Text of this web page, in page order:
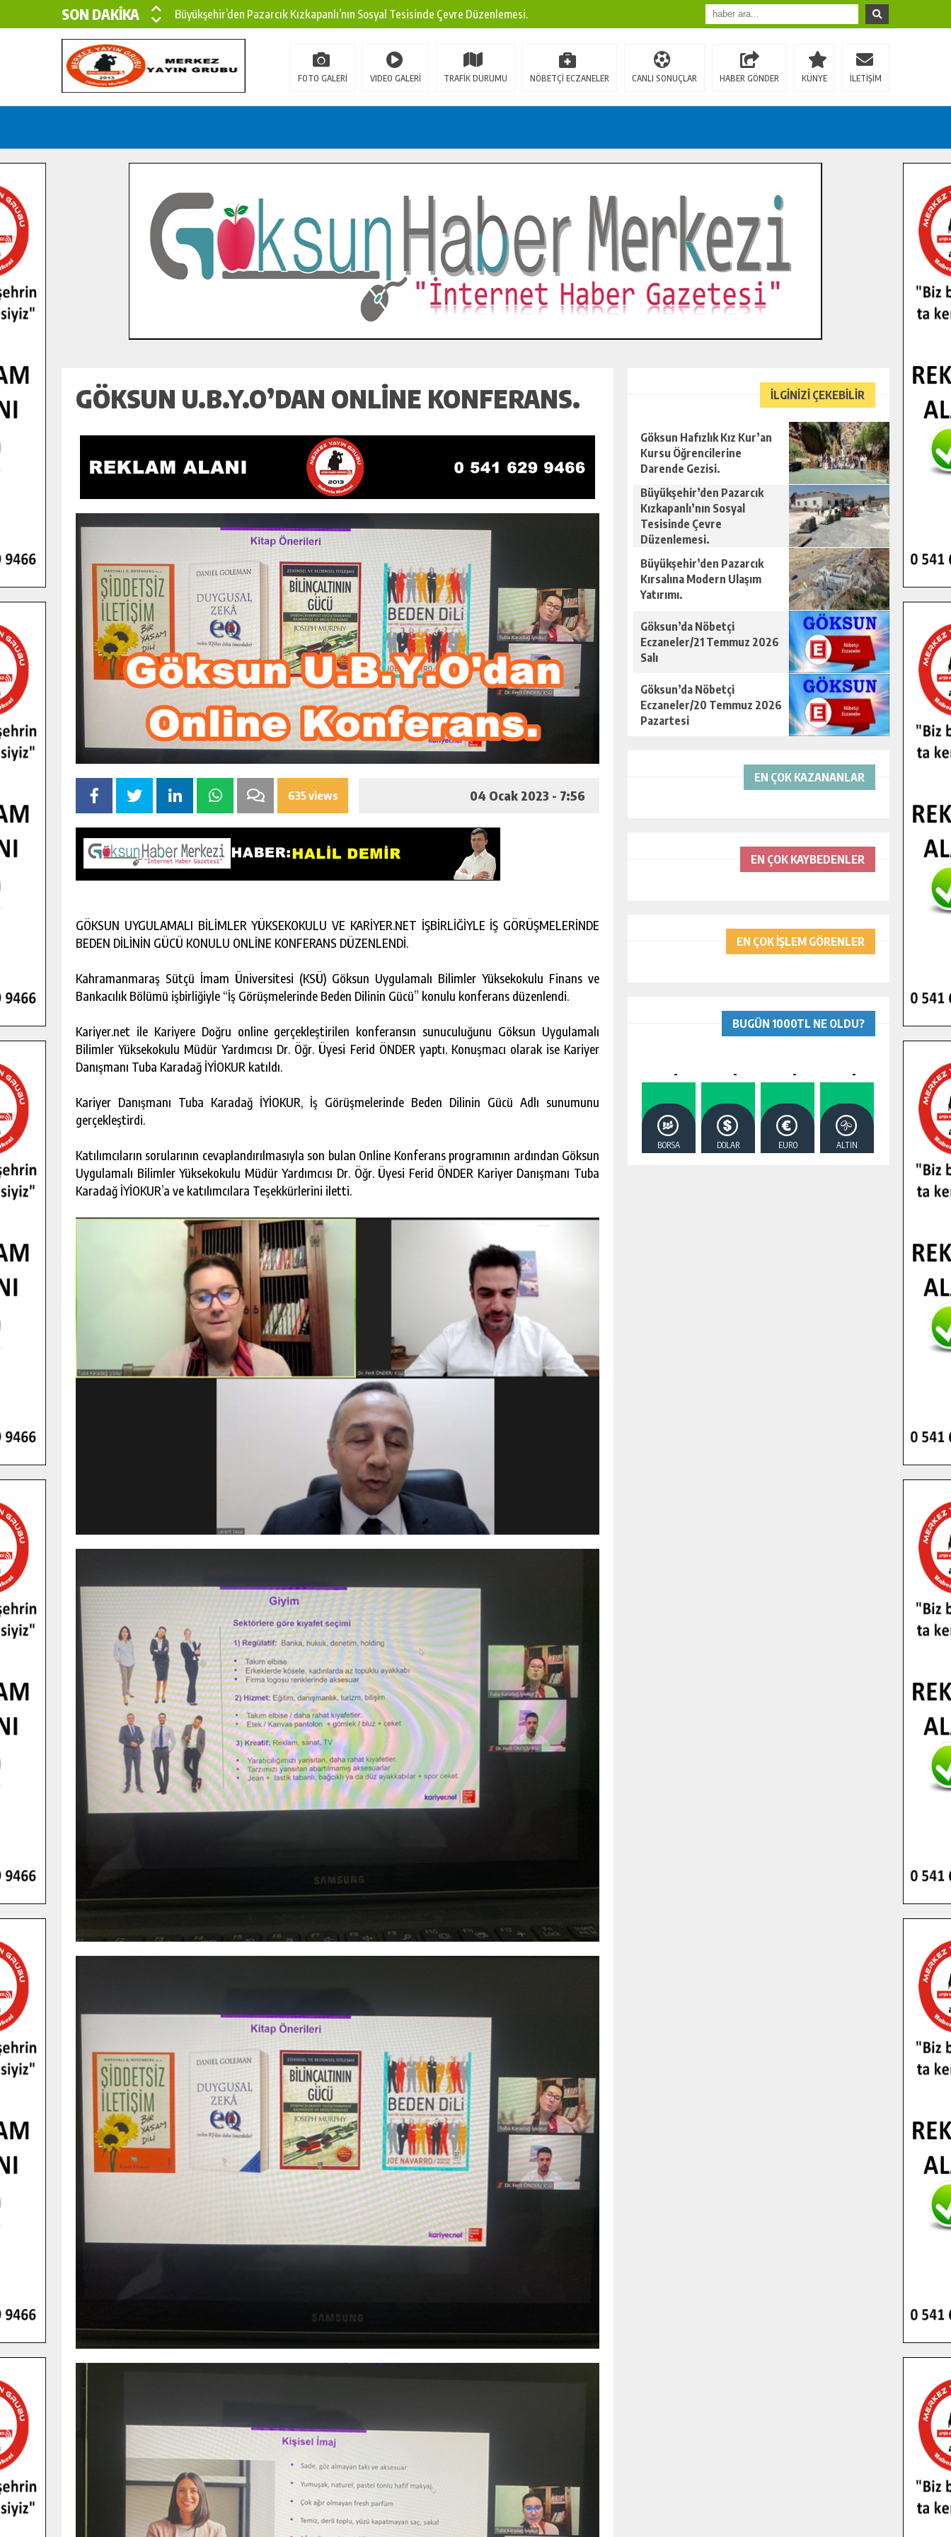
SON DAKİKA
Büyükşehir’den Pazarcık Kızkapanlı’nın Sosyal Tesisinde Çevre Düzenlemesi.
Büyükşehir’den Pazarcık Kırsalına Modern Ulaşım Yatırımı.
Çin’den KSÜ’ye Uluslararası Başarı: Edinilen Bilgi Türk Tarımına Katkı Sağlayacak.
İlçe Jandarma Komutanı Karakaya’dan Başkan Cüce’ye Veda Ziyareti.
Bertiz’in Yeni Köprüsünde Sona Doğru.
FOTO GALERİ VIDEO GALERİ TRAFİK DURUMU NÖBETÇİ ECZANELER CANLI SONUÇLAR HABER GÖNDER KÜNYE İLETİŞİM
GÖKSUN U.B.Y.O’DAN ONLINE KONFERANS.
635 views 04 Ocak 2023 - 7:56
GÖKSUN UYGULAMALI BİLİMLER YÜKSEKOKULU VE KARİYER.NET İŞBİRLİĞİYLE İŞ GÖRÜŞMELERİNDE
BEDEN DİLİNİN GÜCÜ KONULU ONLİNE KONFERANS DÜZENLENDİ.
Kahramanmaraş Sütçü İmam Üniversitesi (KSÜ) Göksun Uygulamalı Bilimler Yüksekokulu Finans ve
Bankacılık Bölümü işbirliğiyle “İş Görüşmelerinde Beden Dilinin Gücü” konulu konferans düzenlendi.
Kariyer.net ile Kariyere Doğru online gerçekleştirilen konferansın sunuculuğunu Göksun Uygulamalı
Bilimler Yüksekokulu Müdür Yardımcısı Dr. Öğr. Üyesi Ferid ÖNDER yaptı. Konuşmacı olarak ise Kariyer
Danışmanı Tuba Karadağ İYİOKUR katıldı.
Kariyer Danışmanı Tuba Karadağ İYİOKUR, İş Görüşmelerinde Beden Dilinin Gücü Adlı sunumunu
gerçekleştirdi.
Katılımcıların sorularının cevaplandırılmasıyla son bulan Online Konferans programının ardından Göksun
Uygulamalı Bilimler Yüksekokulu Müdür Yardımcısı Dr. Öğr. Üyesi Ferid ÖNDER Kariyer Danışmanı Tuba
Karadağ İYİOKUR’a ve katılımcılara Teşekkürlerini iletti.
İLGİNİZİ ÇEKEBİLİR
Göksun Hafızlık Kız Kur’an
Kursu Öğrencilerine
Darende Gezisi.
Büyükşehir’den Pazarcık
Kızkapanlı’nın Sosyal
Tesisinde Çevre
Düzenlemesi.
Büyükşehir’den Pazarcık
Kırsalına Modern Ulaşım
Yatırımı.
Göksun’da Nöbetçi
Eczaneler/21 Temmuz 2026
Salı
Göksun’da Nöbetçi
Eczaneler/20 Temmuz 2026
Pazartesi
EN ÇOK KAZANANLAR
EN ÇOK KAYBEDENLER
EN ÇOK İŞLEM GÖRENLER
BUGÜN 1000TL NE OLDU?
-
BORSA
-
DOLAR
-
EURO
-
ALTIN